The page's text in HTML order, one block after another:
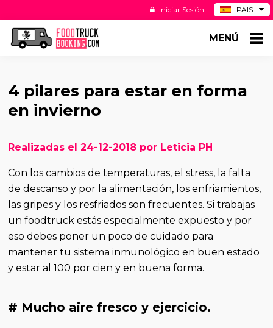
PAIS
DE
Iniciar Sesión
MENÚ
4 pilares para estar en forma
en invierno
Realizadas el 24-12-2018 por Leticia PH
Con los cambios de temperaturas, el stress, la falta
de descanso y por la alimentación, los enfriamientos,
las gripes y los resfriados son frecuentes. Si trabajas
un foodtruck estás especialmente expuesto y por
eso debes poner un poco de cuidado para
mantener tu sistema inmunológico en buen estado
y estar al 100 por cien y en buena forma.
# Mucho aire fresco y ejercicio.